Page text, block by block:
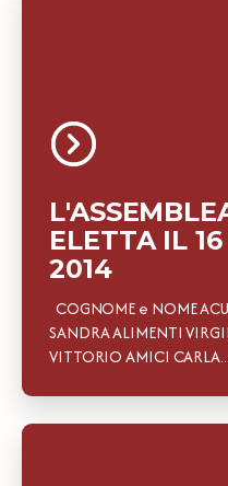
ELETTA IL
2014
COGNOME e NOME
SANDRA ALIMENTI
VITTORIO AMICI CARLA...